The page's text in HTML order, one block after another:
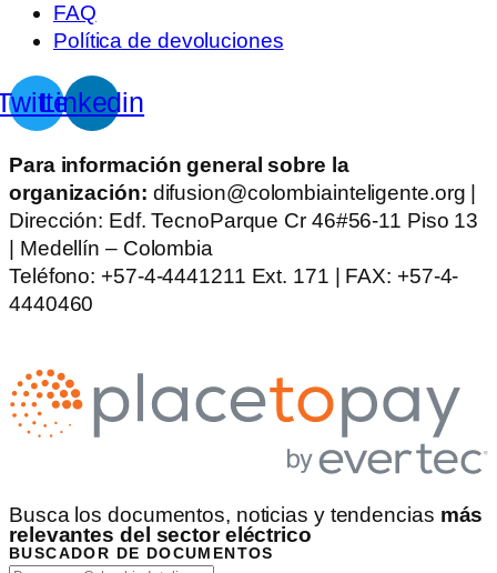
FAQ
Política de devoluciones
Linkedin
Para información general sobre la
organización: difusion@colombiainteligente.org |
Dirección: Edf. TecnoParque Cr 46#56-11 Piso 13
| Medellín – Colombia
Teléfono: +57-4-4441211 Ext. 171 | FAX: +57-4-
4440460
Busca los documentos, noticias y tendencias más
relevantes del sector eléctrico
BUSCADOR DE DOCUMENTOS